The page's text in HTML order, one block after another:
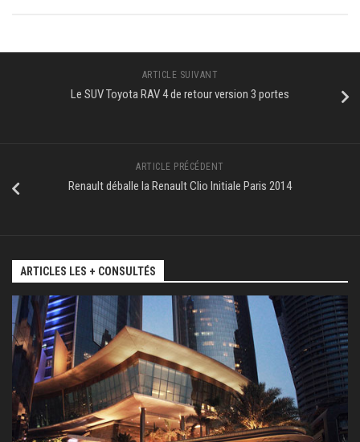
ARTICLE SUIVANT
Le SUV Toyota RAV 4 de retour version 3 portes
ARTICLE PRÉCÉDENT
Renault déballe la Renault Clio Initiale Paris 2014
ARTICLES LES + CONSULTÉS